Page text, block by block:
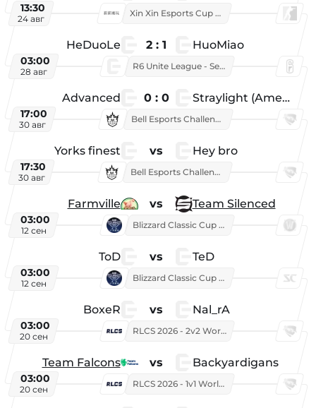
13:30
24 авг
Xin Xin Esports Cup 2026
HeDuoLe 2 : 1 HuoMiao
03:00
28 авг
R6 Unite League - Season 1
Advanced 0 : 0 Straylight (American team)
17:00
30 авг
Bell Esports Challenge 2026
Yorks finest vs Hey bro
17:30
30 авг
Bell Esports Challenge 2026
Farmville vs Team Silenced
03:00
12 сен
Blizzard Classic Cup 2026
ToD vs TeD
03:00
12 сен
Blizzard Classic Cup 2026
BoxeR vs Nal_rA
03:00
20 сен
RLCS 2026 - 2v2 World Championship
Team Falcons vs Backyardigans
03:00
20 сен
RLCS 2026 - 1v1 World Championship